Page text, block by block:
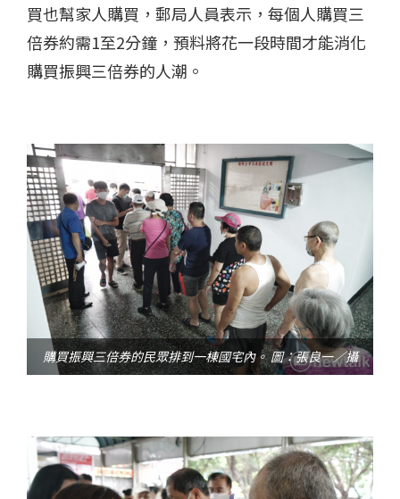
買也幫家人購買，郵局人員表示，每個人購買三
倍券約需1至2分鐘，預料將花一段時間才能消化
購買振興三倍券的人潮。
購買振興三倍券的民眾排到一棟國宅內。 圖：張良一／攝